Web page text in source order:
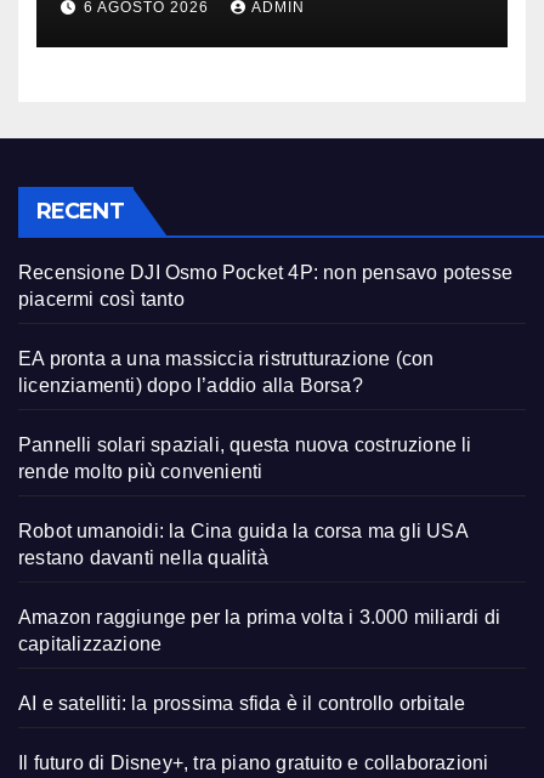
6 AGOSTO 2026 ADMIN
RECENT
Recensione DJI Osmo Pocket 4P: non pensavo potesse
piacermi così tanto
EA pronta a una massiccia ristrutturazione (con
licenziamenti) dopo l’addio alla Borsa?
Pannelli solari spaziali, questa nuova costruzione li
rende molto più convenienti
Robot umanoidi: la Cina guida la corsa ma gli USA
restano davanti nella qualità
Amazon raggiunge per la prima volta i 3.000 miliardi di
capitalizzazione
AI e satelliti: la prossima sfida è il controllo orbitale
Il futuro di Disney+, tra piano gratuito e collaborazioni